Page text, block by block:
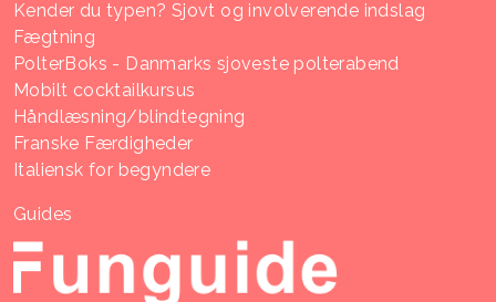
Kender du typen? Sjovt og involverende indslag
Fægtning
PolterBoks - Danmarks sjoveste polterabend
Mobilt cocktailkursus
Håndlæsning/blindtegning
Franske Færdigheder
Italiensk for begyndere
Guides